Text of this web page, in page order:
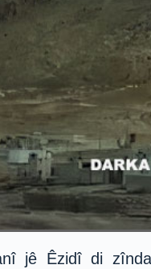
jê Êzidî di